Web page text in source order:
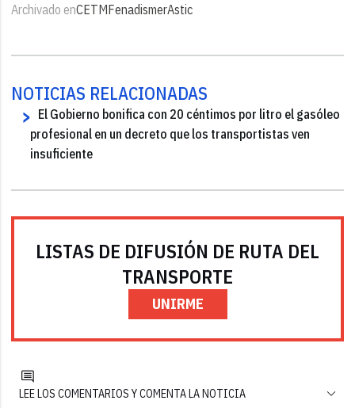
Archivado enCETMFenadismerAstic
NOTICIAS RELACIONADAS
El Gobierno bonifica con 20 céntimos por litro el gasóleo
profesional en un decreto que los transportistas ven
insuficiente
LISTAS DE DIFUSIÓN DE RUTA DEL
TRANSPORTE
UNIRME
LEE LOS COMENTARIOS Y COMENTA LA NOTICIA